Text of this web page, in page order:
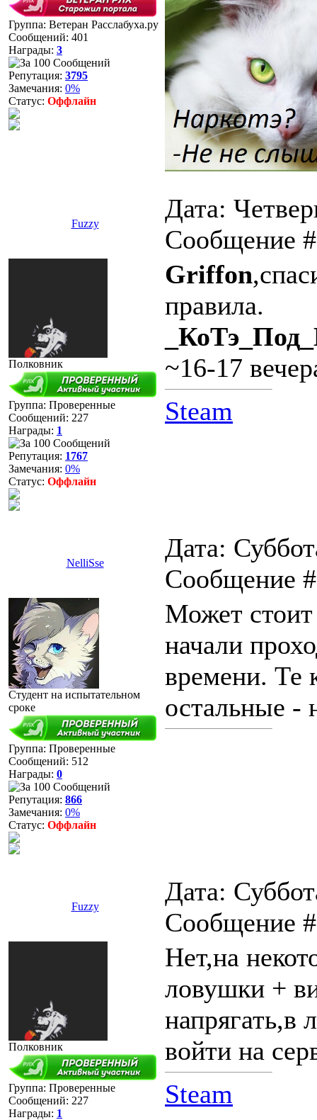
Группа: Ветеран Расслабуха.ру
Сообщений: 401
Награды: 3
Репутация: 3795
Замечания: 0%
Статус: Оффлайн
Fuzzy
Дата:
Сообщение
Полковник
Группа: Проверенные
Сообщений: 227
Награды: 1
Репутация: 1767
Замечания: 0%
Статус: Оффлайн
Griffon
правила.
~16-17
Steam
NelliSse
Дата:
Сообщение
Студент на испытательном
сроке
Группа: Проверенные
Сообщений: 512
Награды: 0
Репутация: 866
Замечания: 0%
Статус: Оффлайн
Может стоит
начали
времени. Те
остальные -
Fuzzy
Дата:
Сообщение
Полковник
Группа: Проверенные
Сообщений: 227
Награды: 1
Нет,на
ловушки +
напрягать,в
войти на
Steam